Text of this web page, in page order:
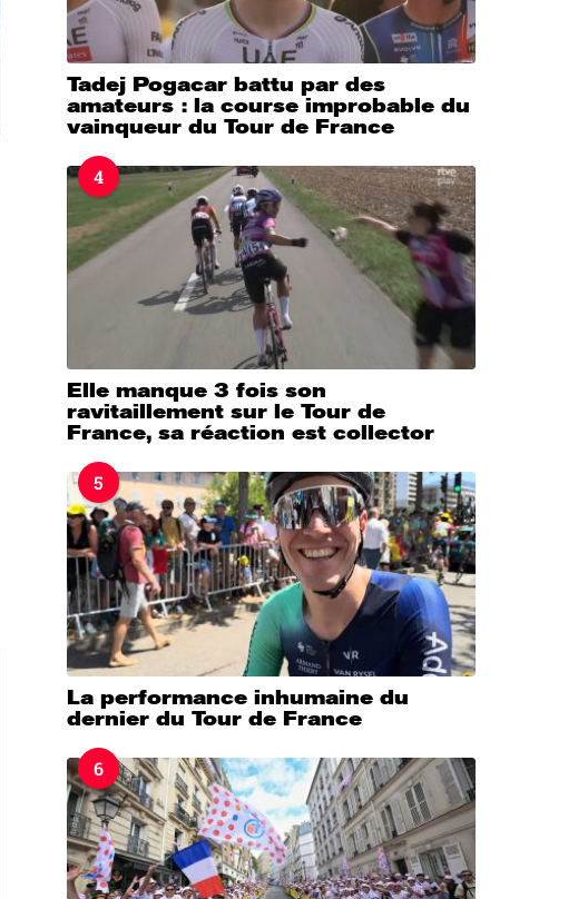
Tadej Pogacar battu par des
amateurs : la course improbable du
vainqueur du Tour de France
4
Elle manque 3 fois son
ravitaillement sur le Tour de
France, sa réaction est collector
5
La performance inhumaine du
dernier du Tour de France
6